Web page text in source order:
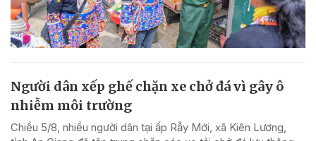
Người dân xếp ghế chặn xe chở đá vì gây ô
nhiễm môi trường
Chiều 5/8, nhiều người dân tại ấp Rẫy Mới, xã Kiên Lương,